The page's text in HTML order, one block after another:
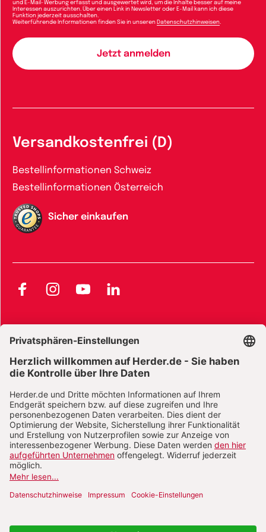
und E-Mail-Werbung erfasst und ausgewertet wird, um die Inhalte besser auf meine
Interessen auszurichten. Über einen Link in Newsletter oder E-Mail kann ich diese
Funktion jederzeit ausschalten.
Weiterführende Informationen finden Sie in unseren Datenschutzhinweisen.
Versandkostenfrei (D)
Bestellinformationen Schweiz
Bestellinformationen Österreich
Sicher einkaufen
FacebookInstagramYouTubeLinkedIn
Widerrufsbelehrung E-Books
Widerrufsbelehrung Zeitschriften Datenschutz
Datenschutz Social Media Barrierefreiheit
Vertrag widerrufen